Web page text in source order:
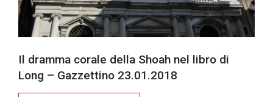
Il dramma corale della Shoah nel libro di
Long – Gazzettino 23.01.2018